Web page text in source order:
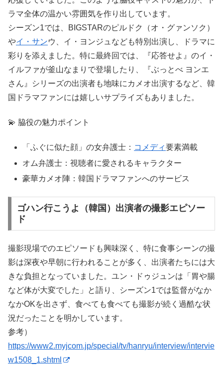
ラマ全体の温かい雰囲気を作り出しています。
シーズン1では、BIGSTARのピルドク（オ・グァンソク）
やイ・サンウ、イ・ヨンジュなども特別出演し、ドラマに
彩りを添えました。特に最終回では、『応答せよ』のイ・
イルファが釜山なまりで登場したり、『ぶっとべ ヨンエ
さん』シリーズの出演者も地味にカメオ出演するなど、韓
国ドラマファンには嬉しいサプライズもありました。
💫 脇役の魅力ポイント
「ふぐに似た顔」の女弁護士： コメディ要素満載
オム弁護士：視聴者に愛されるキャラクター
豪華カメオ陣：韓国ドラマファンへのサービス
ゴハン行こうよ（韓国）出演者の撮影エピソー
ド
撮影現場でのエピソードも興味深く、特に食事シーンの撮
影は深夜や早朝に行われることが多く、出演者たちには大
きな負担となっていました。ユン・ドゥジュンは「胃や腸
など体が大変でした」と語り、シーズン1では監督がなか
なかOKを出さず、食べても食べても撮影が続く過酷な状
況だったことを明かしています。
参考）
https://www2.myjcom.jp/special/tv/hanryu/interview/intervie
w1508_1.shtml